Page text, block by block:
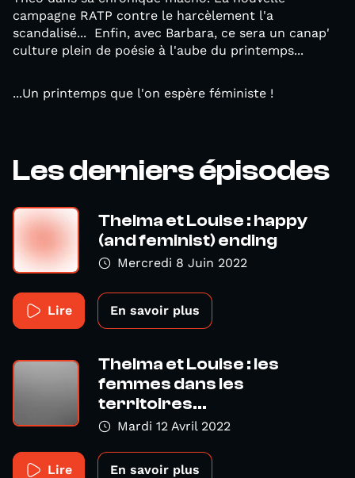
campagne RATP contre le harcèlement l'a
scandalisé... Enfin, avec Barbara, ce sera un canap'
culture plein de poésie à l'aube du printemps...
...Un printemps que l'on espère féministe !
Les derniers épisodes
Thelma et Louise : happy
(and feminist) ending
Mercredi 8 Juin 2022
Lire En savoir plus
Thelma et Louise : les
femmes dans les
territoires...
Mardi 12 Avril 2022
Lire En savoir plus